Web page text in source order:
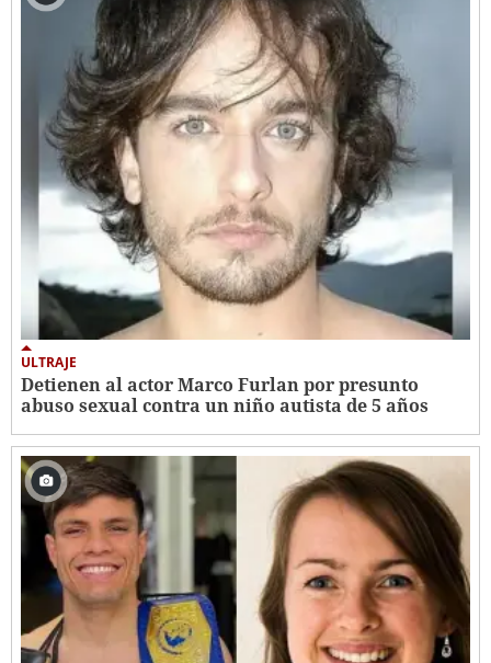
ULTRAJE
Detienen al actor Marco Furlan por presunto
abuso sexual contra un niño autista de 5 años